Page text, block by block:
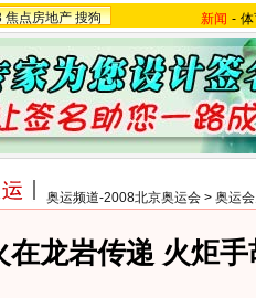
焦点房地产 搜狗 新闻 -
奥运频道-2008北京奥运会 > 奥运
在龙岩传递 火炬